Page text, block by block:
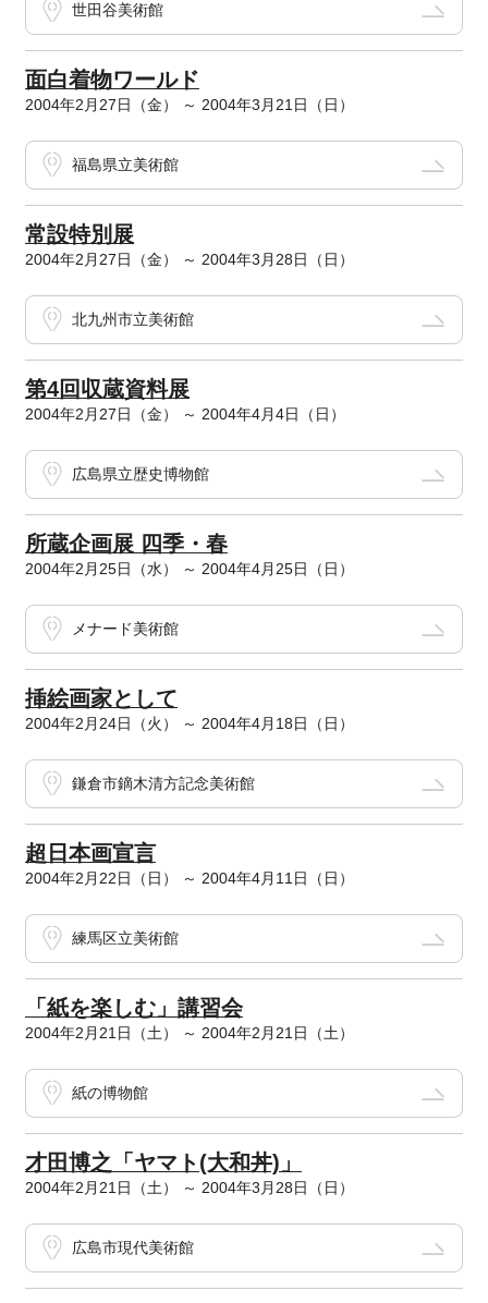
世田谷美術館
面白着物ワールド
2004年2月27日（金） ～ 2004年3月21日（日）
福島県立美術館
常設特別展
2004年2月27日（金） ～ 2004年3月28日（日）
北九州市立美術館
第4回収蔵資料展
2004年2月27日（金） ～ 2004年4月4日（日）
広島県立歴史博物館
所蔵企画展 四季・春
2004年2月25日（水） ～ 2004年4月25日（日）
メナード美術館
挿絵画家として
2004年2月24日（火） ～ 2004年4月18日（日）
鎌倉市鏑木清方記念美術館
超日本画宣言
2004年2月22日（日） ～ 2004年4月11日（日）
練馬区立美術館
「紙を楽しむ」講習会
2004年2月21日（土） ～ 2004年2月21日（土）
紙の博物館
才田博之「ヤマト(大和丼)」
2004年2月21日（土） ～ 2004年3月28日（日）
広島市現代美術館